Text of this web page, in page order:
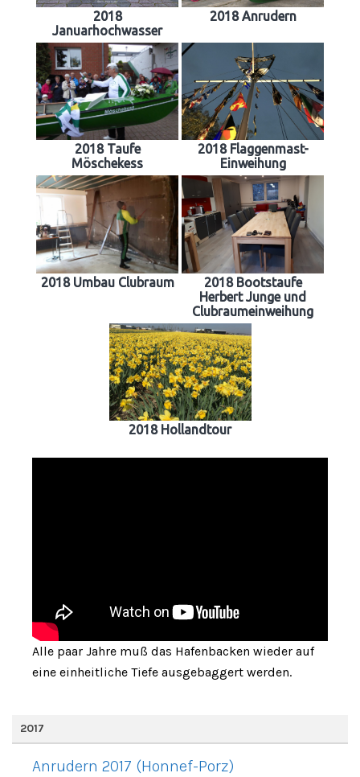
2018
Januarhochwasser
2018 Anrudern
2018 Taufe
Möschekess
2018 Flaggenmast-
Einweihung
2018 Umbau Clubraum
2018 Bootstaufe
Herbert Junge und
Clubraumeinweihung
2018 Hollandtour
Alle paar Jahre muß das Hafenbacken wieder auf
eine einheitliche Tiefe ausgebaggert werden.
2017
Anrudern 2017 (Honnef-Porz)